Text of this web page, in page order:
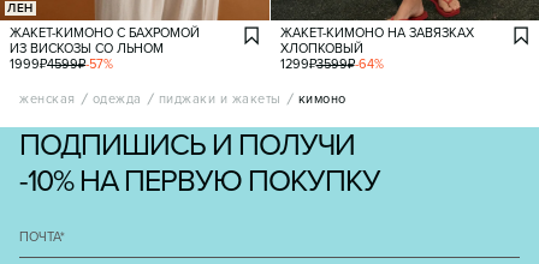
ЛЕН
ЖАКЕТ-КИМОНО С БАХРОМОЙ
ИЗ ВИСКОЗЫ СО ЛЬНОМ
1999₽4599₽-57%
ЖАКЕТ-КИМОНО НА ЗАВЯЗКАХ
ХЛОПКОВЫЙ
1299₽3599₽-64%
женская одежда пиджаки и жакеты кимоно
ПОДПИШИСЬ И ПОЛУЧИ
-10% НА ПЕРВУЮ ПОКУПКУ
ПОЧТА*